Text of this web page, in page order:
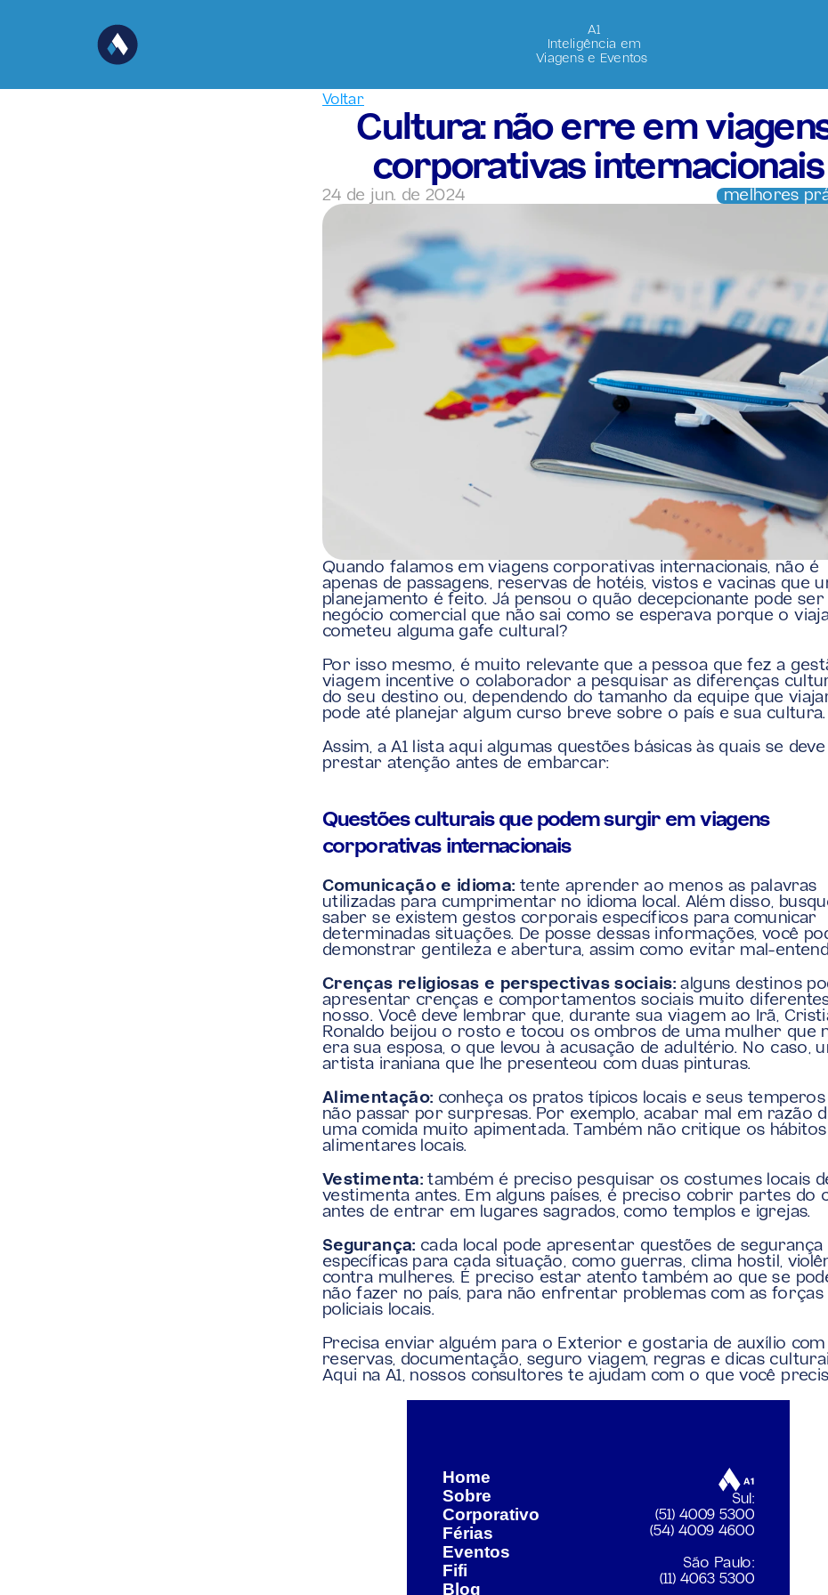
A1
Inteligência em
Viagens e Eventos
Voltar
Cultura: não erre em
corporativas internacionais
24 de jun. de 2024 melhores
Quando falamos em viagens corporativas internacionais, não é
apenas de passagens, reservas de hotéis, vistos e vacinas que
planejamento é feito. Já pensou o quão decepcionante pode
negócio comercial que não sai como se esperava porque o
cometeu alguma gafe cultural?
Por isso mesmo, é muito relevante que a pessoa que fez a
viagem incentive o colaborador a pesquisar as diferenças
do seu destino ou, dependendo do tamanho da equipe que
pode até planejar algum curso breve sobre o país e sua cultura.
Assim, a A1 lista aqui algumas questões básicas às quais se deve
prestar atenção antes de embarcar:
Questões culturais que podem surgir em viagens
corporativas internacionais
Comunicação e idioma: tente aprender ao menos as palavras
utilizadas para cumprimentar no idioma local. Além disso,
saber se existem gestos corporais específicos para comunicar
determinadas situações. De posse dessas informações, você
demonstrar gentileza e abertura, assim como evitar mal-
Crenças religiosas e perspectivas sociais: alguns destinos
apresentar crenças e comportamentos sociais muito
nosso. Você deve lembrar que, durante sua viagem ao Irã,
Ronaldo beijou o rosto e tocou os ombros de uma mulher que
era sua esposa, o que levou à acusação de adultério. No caso,
artista iraniana que lhe presenteou com duas pinturas.
Alimentação: conheça os pratos típicos locais e seus
não passar por surpresas. Por exemplo, acabar mal em razão
uma comida muito apimentada. Também não critique os hábitos
alimentares locais.
Vestimenta: também é preciso pesquisar os costumes locais
vestimenta antes. Em alguns países, é preciso cobrir partes do
antes de entrar em lugares sagrados, como templos e igrejas.
Segurança: cada local pode apresentar questões de segurança
específicas para cada situação, como guerras, clima hostil,
contra mulheres. É preciso estar atento também ao que se
não fazer no país, para não enfrentar problemas com as forças
policiais locais.
Precisa enviar alguém para o Exterior e gostaria de auxílio com
reservas, documentação, seguro viagem, regras e dicas
Aqui na A1, nossos consultores te ajudam com o que você
Home
Sobre
Corporativo
Férias
Eventos
Fifi
Blog
Sul:
(51) 4009 5300
(54) 4009 4600
São Paulo:
(11) 4063 5300